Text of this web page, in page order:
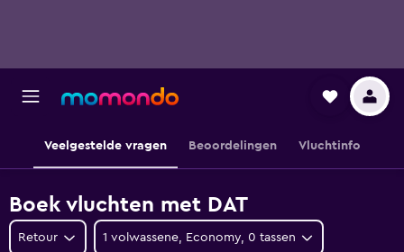
Veelgestelde vragen Beoordelingen Vluchtinfo
Boek vluchten met DAT
Retour 1 volwassene, Economy, 0 tassen